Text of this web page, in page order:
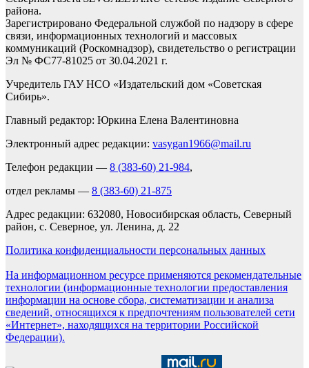
района.
Зарегистрировано Федеральной службой по надзору в сфере
связи, информационных технологий и массовых
коммуникаций (Роскомнадзор), свидетельство о регистрации
Эл № ФС77-81025 от 30.04.2021 г.
Учредитель ГАУ НСО «Издательский дом «Советская
Сибирь».
Главный редактор: Юркина Елена Валентиновна
Электронный адрес редакции: vasygan1966@mail.ru
Телефон редакции — 8 (383-60) 21-984,
отдел рекламы — 8 (383-60) 21-875
Адрес редакции: 632080, Новосибирская область, Северный
район, с. Северное, ул. Ленина, д. 22
Политика конфиденциальности персональных данных
На информационном ресурсе применяются рекомендательные
технологии (информационные технологии предоставления
информации на основе сбора, систематизации и анализа
сведений, относящихся к предпочтениям пользователей сети
«Интернет», находящихся на территории Российской
Федерации).